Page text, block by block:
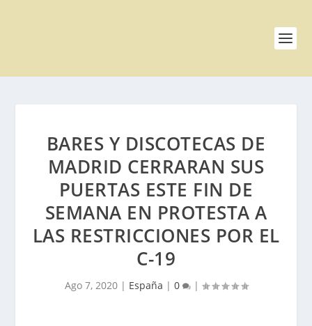
BARES Y DISCOTECAS DE
MADRID CERRARAN SUS
PUERTAS ESTE FIN DE
SEMANA EN PROTESTA A
LAS RESTRICCIONES POR EL
C-19
Ago 7, 2020| España | 0 |